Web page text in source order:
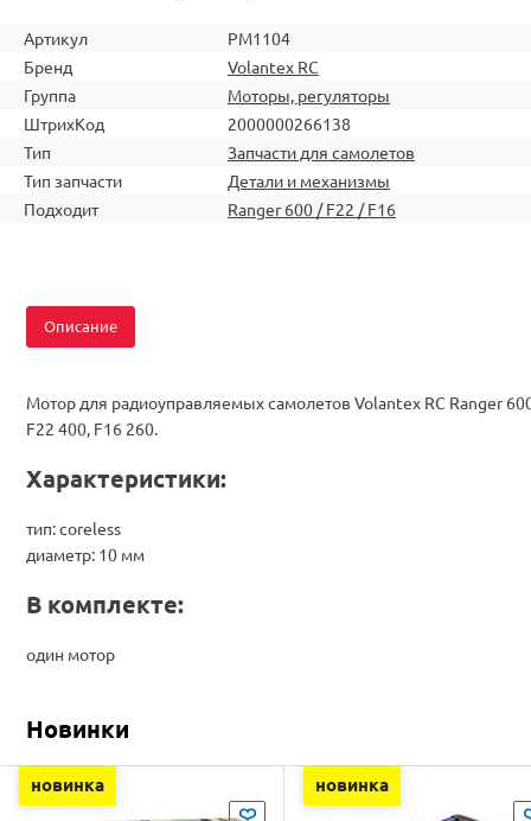
Артикул
PM1104
Бренд
Volantex RC
Группа
Моторы, регуляторы
ШтрихКод
2000000266138
Тип
Запчасти для самолетов
Тип запчасти
Детали и механизмы
Подходит
Ranger 600 / F22 / F16
Описание
Мотор для радиоуправляемых самолетов Volantex RC Ranger
F22 400, F16 260.
Характеристики:
тип: coreless
диаметр: 10 мм
В комплекте:
один мотор
Новинки
новинка новинка